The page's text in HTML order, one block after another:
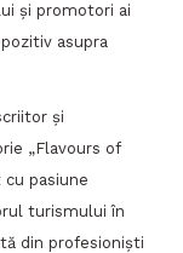
și promotori ai
asupra
și
„Flavours of
cu pasiune
turismului în
din profesioniști